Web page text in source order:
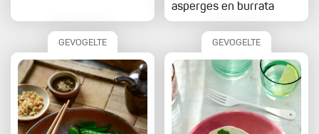
asperges en burrata
GEVOGELTE GEVOGELTE